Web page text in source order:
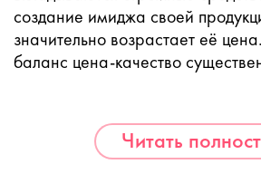
создание имиджа своей
значительно возрастает её
баланс цена-качество
Читать